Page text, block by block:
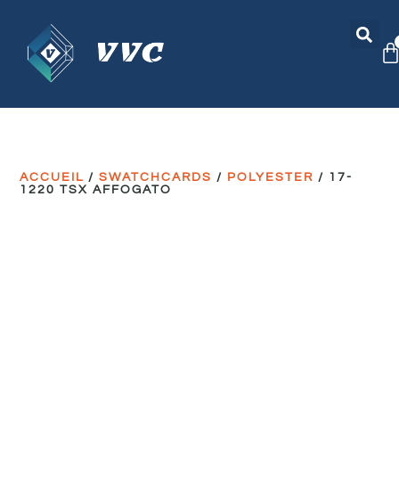
ACCUEIL /SWATCHCARDS / POLYESTER / 17-
1220 TSX AFFOGATO